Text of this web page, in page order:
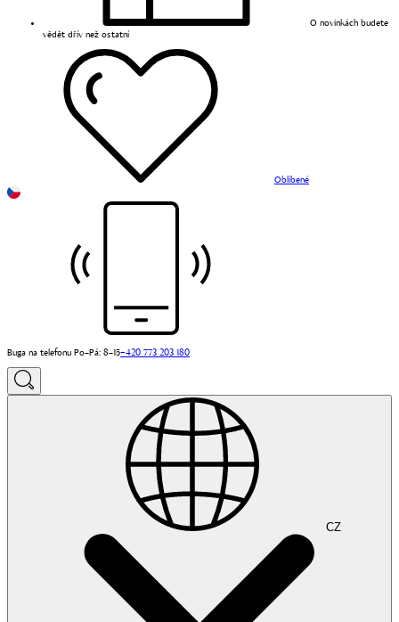
O novinkách budete
vědět dřív než ostatní
Oblíbené
Buga na telefonu Po–Pá: 8–15+420 773 203 180
CZ